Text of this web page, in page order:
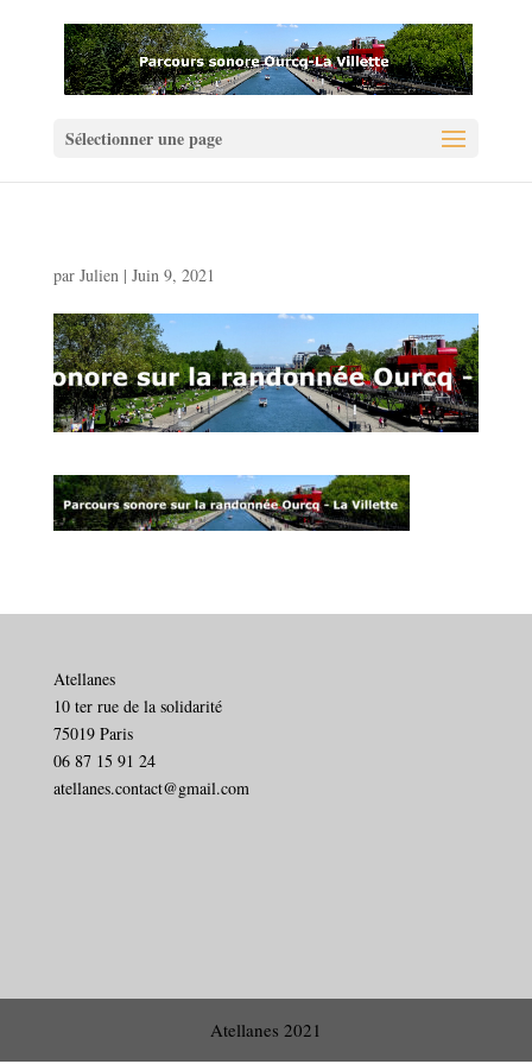
Sélectionner une page
par Julien| Juin 9, 2021
Atellanes
10 ter rue de la solidarité
75019 Paris
06 87 15 91 24
atellanes.contact@gmail.com
Atellanes 2021